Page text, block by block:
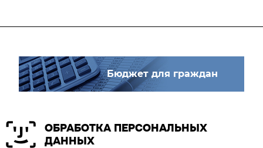
Бюджет для граждан
ОБРАБОТКА ПЕРСОНАЛЬНЫХ
ДАННЫХ